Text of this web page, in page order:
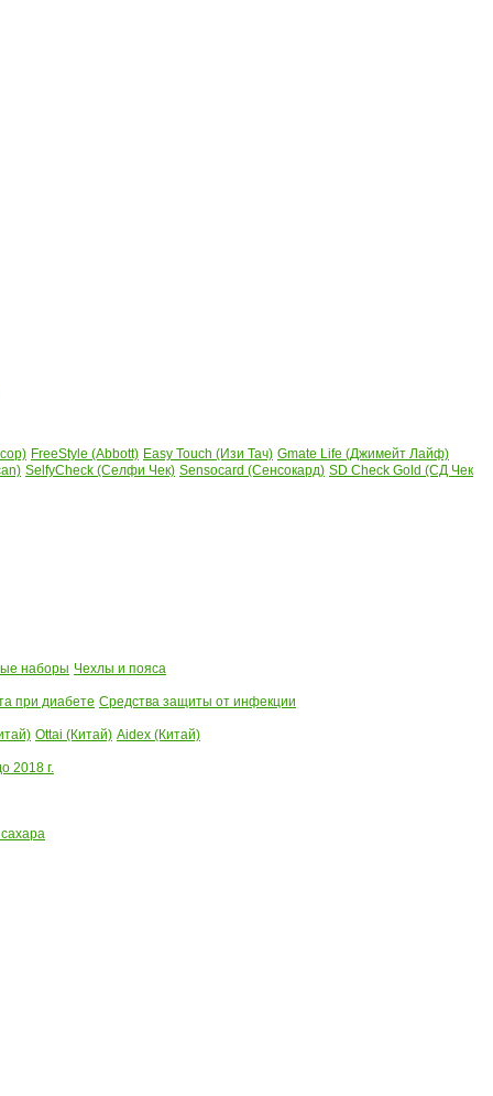
FreeStyle (Abbott) Easy Touch (Изи Тач) Gmate Life (Джимейт Лайф)
SelfyCheck (Селфи Чек) Sensocard (Сенсокард) SD Check Gold (СД Чек
наборы Чехлы и пояса
при диабете Средства защиты от инфекции
Ottai (Китай) Aidex (Китай)
2018 г.